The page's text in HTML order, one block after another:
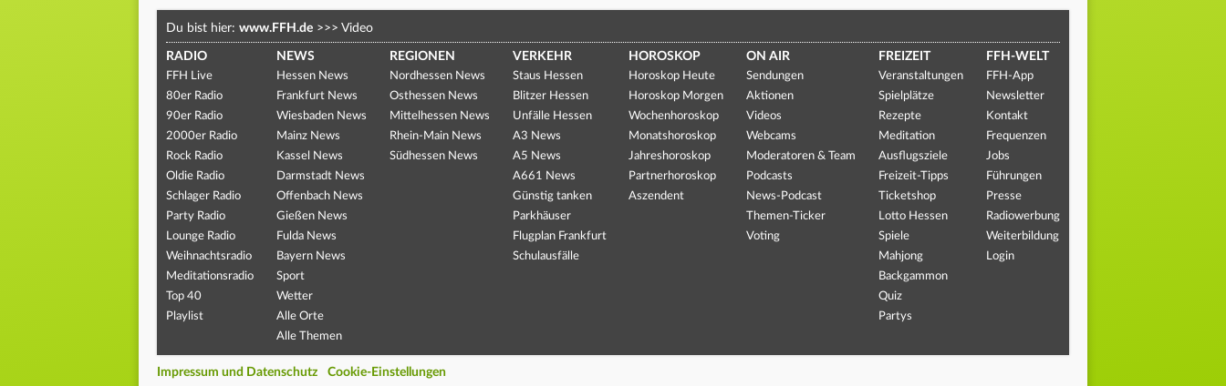
Du bist hier: www.FFH.de >>> Video
RADIO
FFH Live
80er Radio
90er Radio
2000er Radio
Rock Radio
Oldie Radio
Schlager Radio
Party Radio
Lounge Radio
Weihnachtsradio
Meditationsradio
Top 40
Playlist
NEWS
Hessen News
Frankfurt News
Wiesbaden News
Mainz News
Kassel News
Darmstadt News
Offenbach News
Gießen News
Fulda News
Bayern News
Sport
Wetter
Alle Orte
Alle Themen
REGIONEN
Nordhessen News
Osthessen News
Mittelhessen News
Rhein-Main News
Südhessen News
VERKEHR
Staus Hessen
Blitzer Hessen
Unfälle Hessen
A3 News
A5 News
A661 News
Günstig tanken
Parkhäuser
Flugplan Frankfurt
Schulausfälle
HOROSKOP
Horoskop Heute
Horoskop Morgen
Wochenhoroskop
Monatshoroskop
Jahreshoroskop
Partnerhoroskop
Aszendent
ON AIR
Sendungen
Aktionen
Videos
Webcams
Moderatoren & Team
Podcasts
News-Podcast
Themen-Ticker
Voting
FREIZEIT
Veranstaltungen
Spielplätze
Rezepte
Meditation
Ausflugsziele
Freizeit-Tipps
Ticketshop
Lotto Hessen
Spiele
Mahjong
Backgammon
Quiz
Partys
FFH-WELT
FFH-App
Newsletter
Kontakt
Frequenzen
Jobs
Führungen
Presse
Radiowerbung
Weiterbildung
Login
Impressum und Datenschutz Cookie-Einstellungen